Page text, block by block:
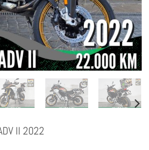
II 2022